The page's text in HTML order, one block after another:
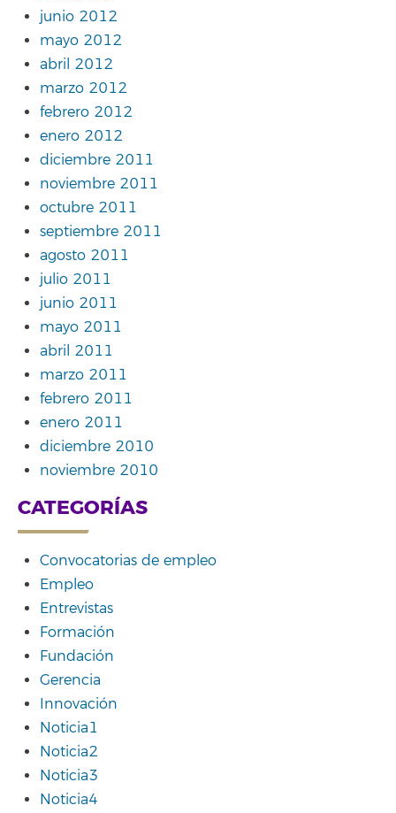
junio 2012
mayo 2012
abril 2012
marzo 2012
febrero 2012
enero 2012
diciembre 2011
noviembre 2011
octubre 2011
septiembre 2011
agosto 2011
julio 2011
junio 2011
mayo 2011
abril 2011
marzo 2011
febrero 2011
enero 2011
diciembre 2010
noviembre 2010
CATEGORÍAS
Convocatorias de empleo
Empleo
Entrevistas
Formación
Fundación
Gerencia
Innovación
Noticia1
Noticia2
Noticia3
Noticia4